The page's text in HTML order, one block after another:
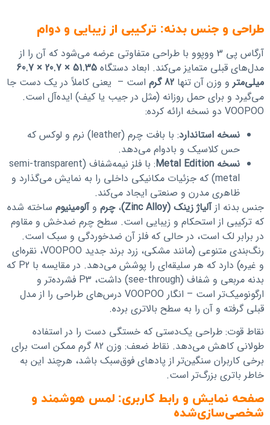
طراحی و جنس بدنه: ترکیبی از زیبایی و دوام
آرگاس پی 3 ووپوو با طراحی متفاوتی عرضه می‌شود که آن را از
مدل‌های قبلی متمایز می‌کند. ابعاد دستگاه
51.35 × 20.7 × 60.7
میلی‌متر و وزن آن تنها 82 گرم
است – یعنی کاملاً در یک دست جا
می‌گیرد و برای حمل روزانه (مثل در جیب یا کیف) ایده‌آل است.
VOOPOO دو نسخه ارائه کرده:
نسخه استاندارد
: با بافت چرم (leather) نرم و لوکس که
حس کلاسیک و بادوام می‌دهد.
نسخه Metal Edition
: با فلز نیمه‌شفاف (semi-transparent
metal) که جزئیات مکانیکی داخلی را به نمایش می‌گذارد و
ظاهری مدرن و صنعتی ایجاد می‌کند.
جنس بدنه ازآلیاژ زینک (Zinc Alloy) ،چرم وآلومینیوم ساخته شده
که ترکیبی از استحکام و زیبایی است. سطح چرم ضدخش و مقاوم
در برابر لک است، در حالی که فلز آن ضدخوردگی و سبک است.
رنگ‌بندی متنوعی (مانند مشکی، زرد برند جدید VOOPOO، نقره‌ای
و غیره) دارد که هر سلیقه‌ای را پوشش می‌دهد. در مقایسه با P2 که
بدنه مربعی و شفاف (see-through) داشت، P3 فشرده‌تر و
ارگونومیک‌تر است – انگار VOOPOO درس‌های طراحی را از مدل
قبلی گرفته و آن را به سطح بالاتری برده.
نقاط قوت: طراحی یک‌دستی که خستگی دست را در استفاده
طولانی کاهش می‌دهد. نقاط ضعف: وزن 82 گرم ممکن است برای
برخی کاربران سنگین‌تر از پادهای فوق‌سبک باشد، هرچند این به
خاطر باتری بزرگ‌تر است.
صفحه نمایش و رابط کاربری: لمس هوشمند و
شخصی‌سازی‌شده